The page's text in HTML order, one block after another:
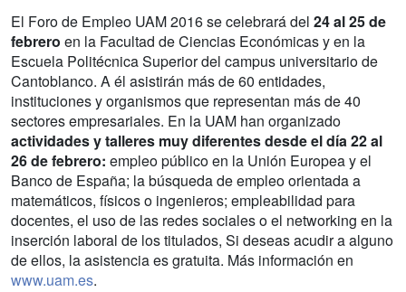
El Foro de Empleo UAM 2016 se celebrará del 24 al 25 de
febrero en la Facultad de Ciencias Económicas y en la
Escuela Politécnica Superior del campus universitario de
Cantoblanco. A él asistirán más de 60 entidades,
instituciones y organismos que representan más de 40
sectores empresariales. En la UAM han organizado
actividades y talleres muy diferentes desde el día 22 al
26 de febrero: empleo público en la Unión Europea y el
Banco de España; la búsqueda de empleo orientada a
matemáticos, físicos o ingenieros; empleabilidad para
docentes, el uso de las redes sociales o el networking en la
inserción laboral de los titulados, Si deseas acudir a alguno
de ellos, la asistencia es gratuita. Más información en
www.uam.es.